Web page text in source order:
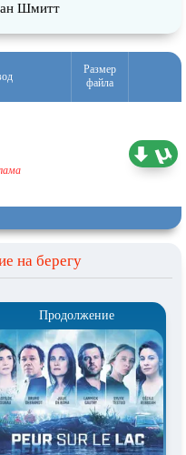
Эрик Субеле, Николь
Шмитт
Размер
файла
на берегу
Продолжение